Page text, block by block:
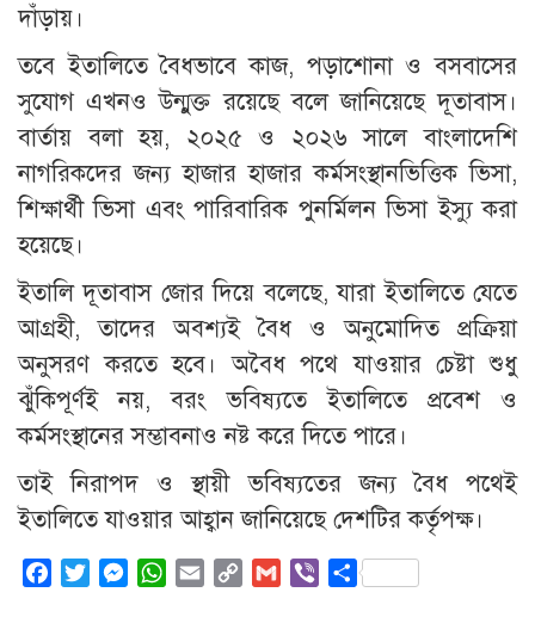
দাঁড়ায়।
তবে ইতালিতে বৈধভাবে কাজ, পড়াশোনা ও বসবাসের
সুযোগ এখনও উন্মুক্ত রয়েছে বলে জানিয়েছে দূতাবাস।
বার্তায় বলা হয়, ২০২৫ ও ২০২৬ সালে বাংলাদেশি
নাগরিকদের জন্য হাজার হাজার কর্মসংস্থানভিত্তিক ভিসা,
শিক্ষার্থী ভিসা এবং পারিবারিক পুনর্মিলন ভিসা ইস্যু করা
হয়েছে।
ইতালি দূতাবাস জোর দিয়ে বলেছে, যারা ইতালিতে যেতে
আগ্রহী, তাদের অবশ্যই বৈধ ও অনুমোদিত প্রক্রিয়া
অনুসরণ করতে হবে। অবৈধ পথে যাওয়ার চেষ্টা শুধু
ঝুঁকিপূর্ণই নয়, বরং ভবিষ্যতে ইতালিতে প্রবেশ ও
কর্মসংস্থানের সম্ভাবনাও নষ্ট করে দিতে পারে।
তাই নিরাপদ ও স্থায়ী ভবিষ্যতের জন্য বৈধ পথেই
ইতালিতে যাওয়ার আহ্বান জানিয়েছে দেশটির কর্তৃপক্ষ।
FacebookTwitterMessenger
WhatsApp
Email
Copy
Gmail ViberShare